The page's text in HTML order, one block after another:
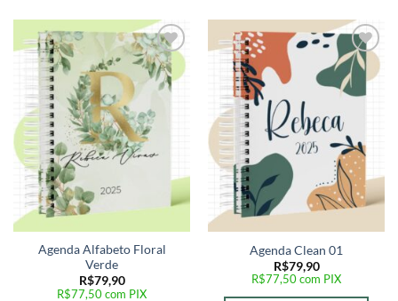
Adicionar
a lista de
desejos
Agenda Alfabeto Floral
Verde
R$79,90
R$77,50com PIX
Adicionar
a lista de
desejos
Agenda Clean 01
R$79,90
R$77,50com PIX